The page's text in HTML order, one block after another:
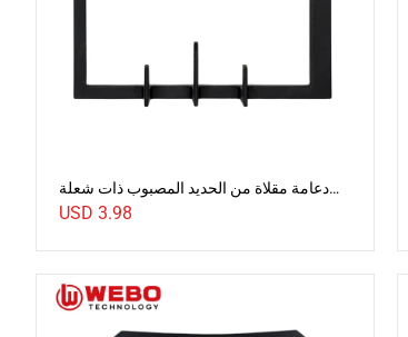
دعامة مقلاة من الحديد المصبوب ذات شعلة
واحدة
USD 3.98